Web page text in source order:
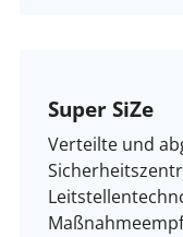
Super SiZe
Verteilte und